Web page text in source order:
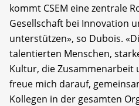
kommt CSEM eine zentrale
Gesellschaft bei Innovation
unterstützen», so Dubois.
talentierten Menschen,
Kultur, die Zusammenarbeit
freue mich darauf,
Kollegen in der gesamten